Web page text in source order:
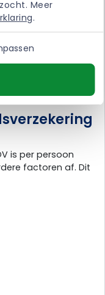
Meer
.
is er speciaal
kunt werken, wil je
sluit je af om
als je ziek bent
is per persoon
factoren af. Dit